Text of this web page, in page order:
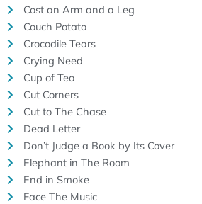
Cost an Arm and a Leg
Couch Potato
Crocodile Tears
Crying Need
Cup of Tea
Cut Corners
Cut to The Chase
Dead Letter
Don’t Judge a Book by Its Cover
Elephant in The Room
End in Smoke
Face The Music